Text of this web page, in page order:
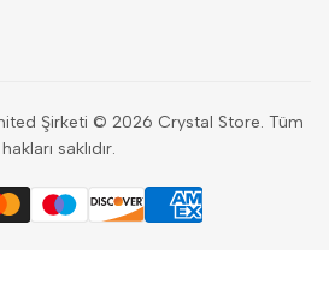
Abone Ol
Şirketi © 2026 Crystal Store. Tüm
hakları saklıdır.